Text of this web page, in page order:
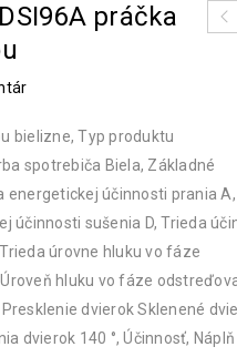
práčka
bielizne, Typ produktu
spotrebiča Biela, Základné
energetickej účinnosti prania A,
účinnosti sušenia D, Trieda
úrovne hluku vo fáze
hluku vo fáze
dvierok Sklenené
dvierok 140 °, Účinnosť,